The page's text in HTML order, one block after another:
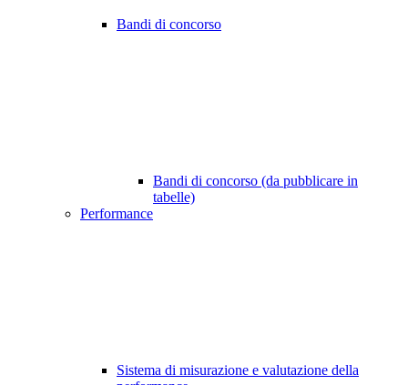
Bandi di concorso
Bandi di concorso (da pubblicare in
tabelle)
Performance
Sistema di misurazione e valutazione della